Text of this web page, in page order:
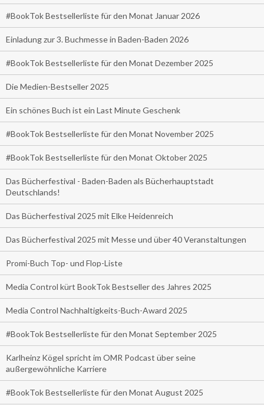
#BookTok Bestsellerliste für den Monat Januar 2026
Einladung zur 3. Buchmesse in Baden-Baden 2026
#BookTok Bestsellerliste für den Monat Dezember 2025
Die Medien-Bestseller 2025
Ein schönes Buch ist ein Last Minute Geschenk
#BookTok Bestsellerliste für den Monat November 2025
#BookTok Bestsellerliste für den Monat Oktober 2025
Das Bücherfestival - Baden-Baden als Bücherhauptstadt
Deutschlands!
Das Bücherfestival 2025 mit Elke Heidenreich
Das Bücherfestival 2025 mit Messe und über 40 Veranstaltungen
Promi-Buch Top- und Flop-Liste
Media Control kürt BookTok Bestseller des Jahres 2025
Media Control Nachhaltigkeits-Buch-Award 2025
#BookTok Bestsellerliste für den Monat September 2025
Karlheinz Kögel spricht im OMR Podcast über seine
außergewöhnliche Karriere
#BookTok Bestsellerliste für den Monat August 2025